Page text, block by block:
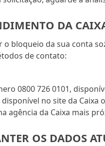
DA
o bloqueio da sua conta
de contato:
0800 726 0101,
no site da Caixa
agência da Caixa mais
OS DADOS